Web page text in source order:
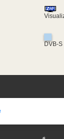
DVB-S